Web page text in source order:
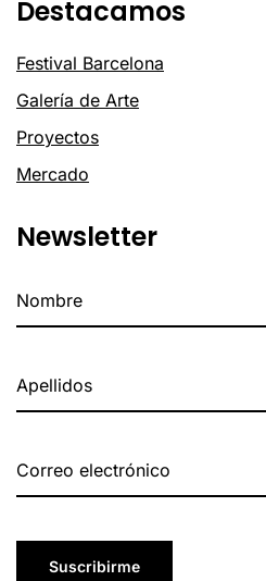
Destacamos
Festival Barcelona
Galería de Arte
Proyectos
Mercado
Newsletter
Suscribirme